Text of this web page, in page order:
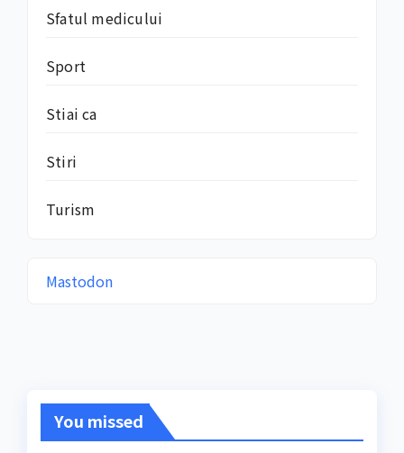
Sfatul medicului
Sport
Stiai ca
Stiri
Turism
Mastodon
You missed